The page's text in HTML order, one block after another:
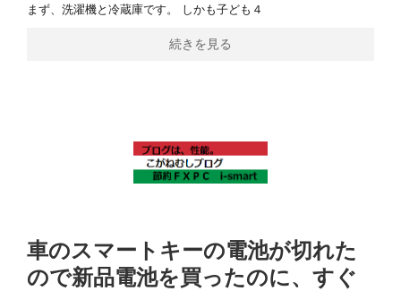
まず、洗濯機と冷蔵庫です。 しかも子ども４
続きを見る
車のスマートキーの電池が切れた
ので新品電池を買ったのに、すぐ